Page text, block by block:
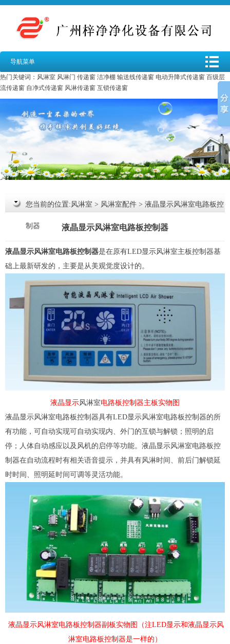
导航菜单
热门关键词： 风淋室 风淋门 传递窗 洁净棚 输送线传递窗 电动升降式传递窗 百级层
流传递窗 自净式传递窗 风淋传递窗 互锁传递窗
您当前的位置: 风淋室 > 风淋室配件 > 液晶显示风淋室电路板控
制器 液晶显示风淋室电路板控制器
液晶显示风淋室电路板控制器是在原有LED显示风淋室主板控制器基
础上最新研发的，主要是从美观觉度设计的。
液晶显示 风淋室电路板控制器主板实物图
液晶显示风淋室电路板控制器具有LED显示风淋室电路板控制器的所
有功能，可自动实现可自动实现内、外门的互锁与解锁；照明的启
停；人体自动感应以及风机的启停等功能。液晶显示风淋室电路板控
制器在自动流程时有相关语音提示，并具有风淋时间、前后门解锁延
时时间、照明延时间可调等灵活功能。
液晶显示风淋室电路板控制器副板实物图（注LED显示和液晶显示风
淋室电路板控制器是一样的）